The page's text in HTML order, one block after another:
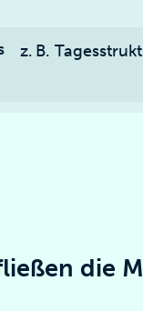
z. B.
die